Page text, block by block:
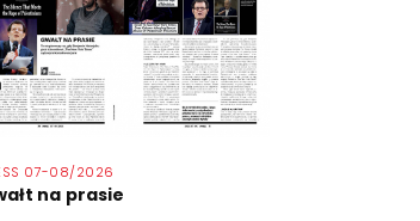
07-08/2026
na prasie